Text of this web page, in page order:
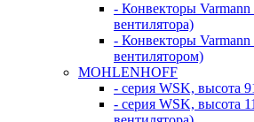
- Конвекторы Varmann
вентилятора)
- Конвекторы Varmann
вентилятором)
MOHLENHOFF
- серия WSK, высота
- серия WSK, высота